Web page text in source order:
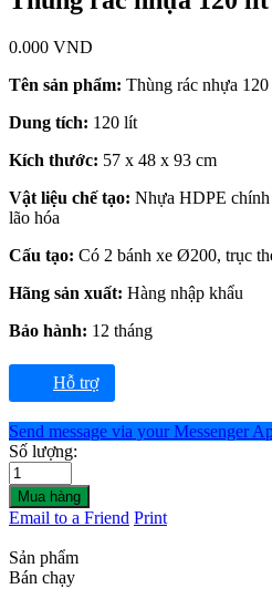
0.000 VND
Tên sản phẩm: Thùng rác nhựa
Dung tích: 120 lít
Kích thước: 57 x 48 x 93 cm
Vật liệu chế tạo: Nhựa HDPE
lão hóa
Cấu tạo: Có 2 bánh xe Ø200, trục
Hãng sản xuất: Hàng nhập khẩu
Bảo hành: 12 tháng
Hỗ trợ
Send message via your Messenger
Số lượng:
Mua hàng
Email to a Friend Print
Sản phẩm
Bán chạy